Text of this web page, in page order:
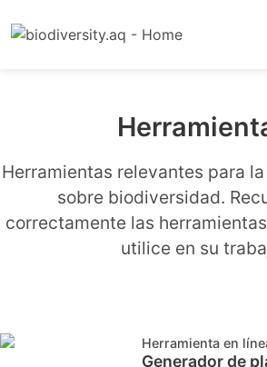
Herramientas relevantes para
sobre biodiversidad.
correctamente las
utilice en su
Herramienta en
Generador de